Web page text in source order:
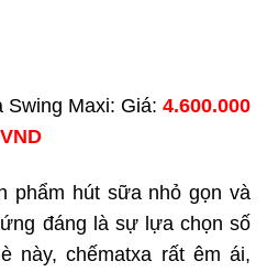
Swing Maxi: Giá: 4.600.000
VND
phẩm hút sữa nhỏ gọn và
đáng là sự lựa chọn số
này, chếmatxa rất êm ái,